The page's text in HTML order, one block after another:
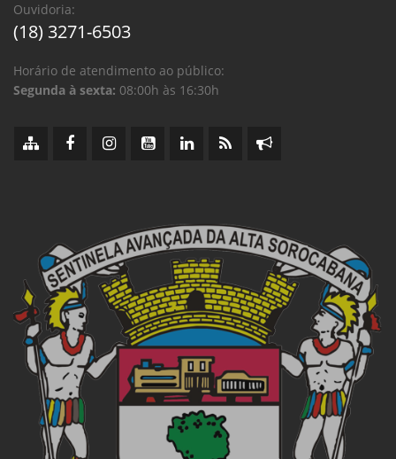
Ouvidoria:
(18) 3271-6503
Horário de atendimento ao público:
Segunda à sexta: 08:00h às 16:30h